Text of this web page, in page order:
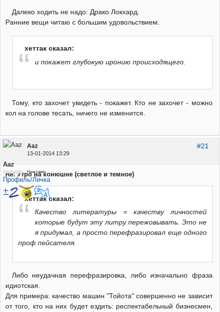
Далеко ходить не надо: Драко Локхард.
Ранние вещи читаю с большим удовольствием.
хеттак сказал:
и покажет глубокую иронию происходящего.
Тому, кто захочет увидеть - покажет. Кто не захочет - можно
кол на голове тесать, ничего не изменится.
#21
Aaz
13-01-2014 13:29
Aaz
Неактивен
Профиль/Личка
Re: Утро на конюшне (светлое и темное)
хеттак сказал:
Качество литературы = качеству личностей
которые будут эту литру пережовывать. Это не
я придумал, а просто перефразировал еще одного
проф пейсателя.
Либо неудачная перефразировка, либо изначально фраза
идиотская.
Для примера: качество машин "Тойота" совершенно не зависит
от того, кто на них будет ездить: респектабельный бизнесмен,